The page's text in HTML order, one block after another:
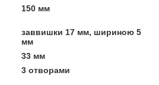
150 мм
заввишки 17 мм, шириною 5
мм
33 мм
3 отворами